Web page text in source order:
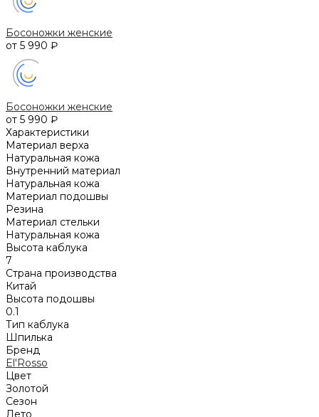
Босоножки женские
от 5 990 ₽
Босоножки женские
от 5 990 ₽
Характеристики
Материал верха
Натуральная кожа
Внутренний материал
Натуральная кожа
Материал подошвы
Резина
Материал стельки
Натуральная кожа
Высота каблука
7
Страна производства
Китай
Высота подошвы
0.1
Тип каблука
Шпилька
Бренд
El'Rosso
Цвет
Золотой
Сезон
Лето